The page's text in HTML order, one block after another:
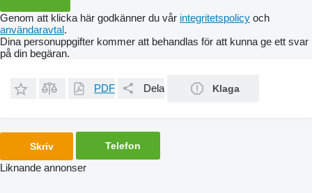
Genom att klicka här godkänner du vår integritetspolicy och
användaravtal.
Dina personuppgifter kommer att behandlas för att kunna ge ett svar
på din begäran.
PDF Dela Klaga
Skriv Telefon
Liknande annonser